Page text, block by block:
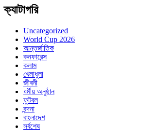
ক্যাটাগরি
Uncategorized
World Cup 2026
আন্তর্জাতিক
কনফারেন্স
কলাম
খেলাধুলা
জীবনী
ধর্মীয় অনুষ্ঠান
ফুটবল
বন্দনা
বাংলাদেশ
সর্বশেষ